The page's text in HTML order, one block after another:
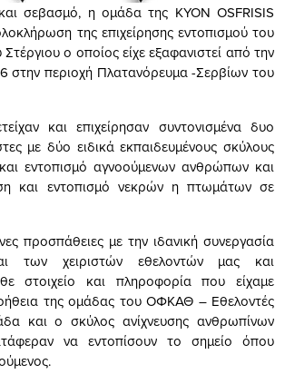
σεβασμό, η ομάδα της ΚΥΟΝ ΟSFRISIS
της επιχείρησης εντοπισμού του
ο οποίος είχε εξαφανιστεί από την
στην περιοχή Πλατανόρευμα -Σερβίων του
και επιχείρησαν συντονισμένα δυο
με δύο ειδικά εκπαιδευμένους σκύλους
εντοπισμό αγνοούμενων ανθρώπων και
και εντοπισμό νεκρών η πτωμάτων σε
προσπάθειες με την ιδανική συνεργασία
των χειριστών εθελοντών μας και
στοιχείο και πληροφορία που είχαμε
της ομάδας του ΟΦΚΑΘ – Εθελοντές
και ο σκύλος ανίχνευσης ανθρωπίνων
να εντοπίσουν το σημείο όπου